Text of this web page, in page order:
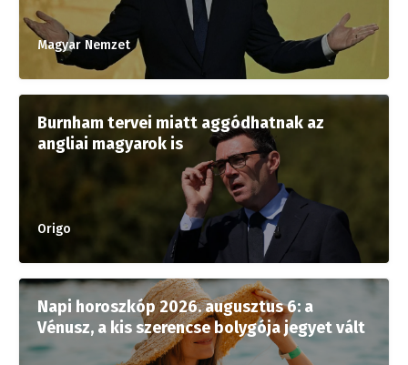
Magyar Nemzet
Burnham tervei miatt aggódhatnak az
angliai magyarok is
Origo
Napi horoszkóp 2026. augusztus 6: a
Vénusz, a kis szerencse bolygója jegyet vált